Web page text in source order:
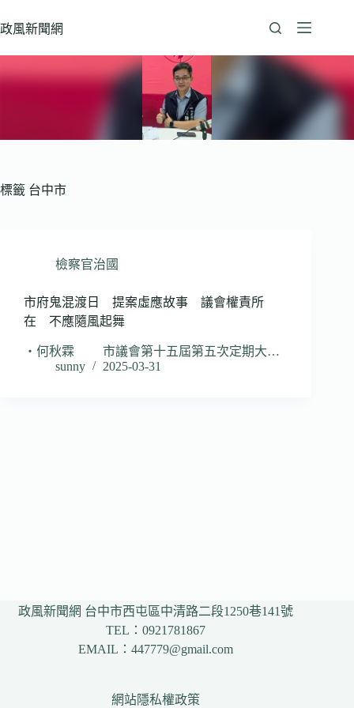
至
政風新聞網
標籤 台中市
檢察官治國
市府鬼混渡日 提案虛應故事 議會權責所
在 不應隨風起舞
‧何秋霖 市議會第十五屆第五次定期大…
sunny
2025-03-31
政風新聞網 台中市西屯區中清路二段1250巷141號
TEL：0921781867
EMAIL：447779@gmail.com
網站隱私權政策